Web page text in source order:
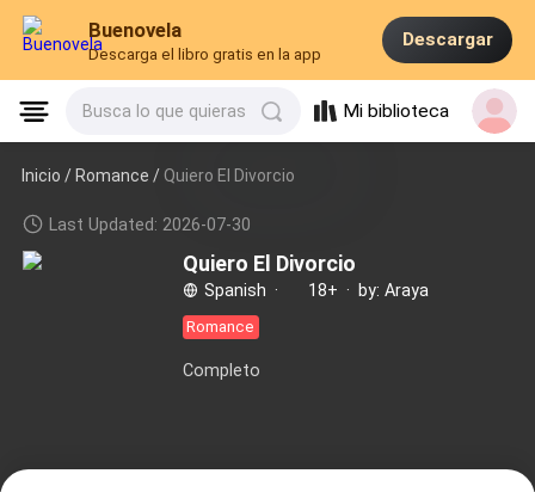
Buenovela
Descarga el libro gratis en la app
Descargar
Busca lo que quieras Mi biblioteca
Inicio /Romance / Quiero El Divorcio
Last Updated: 2026-07-30
Quiero El Divorcio
Spanish · 18+ · by: Araya
Romance
Completo